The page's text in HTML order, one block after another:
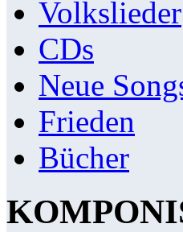
Volkslieder
CDs
Neue
Frieden
Bücher